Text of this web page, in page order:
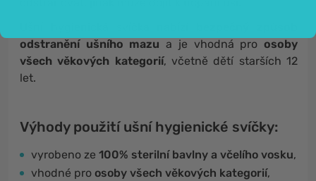
odstranění ušního mazu a je vhodná proosoby
všech věkových kategorií, včetně dětí starších 12
let.
Výhody použití ušní hygienické svíčky:
vyrobeno ze 100% sterilní bavlny a včelího vosku,
vhodné pro osoby všech věkových kategorií,